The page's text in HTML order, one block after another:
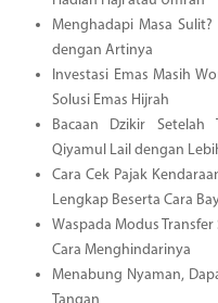
Menghadapi Masa
dengan Artinya
Investasi Emas Masih
Solusi Emas Hijrah
Bacaan Dzikir
Qiyamul Lail dengan
Cara Cek Pajak
Lengkap Beserta Cara
Waspada Modus Transfer
Cara Menghindarinya
Menabung Nyaman,